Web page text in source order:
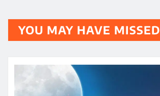
YOU MAY HAVE MISSED